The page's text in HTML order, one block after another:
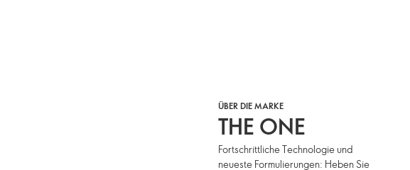
ÜBER DIE MARKE
THE ONE
Fortschrittliche Technologie und
neueste Formulierungen: Heben Sie